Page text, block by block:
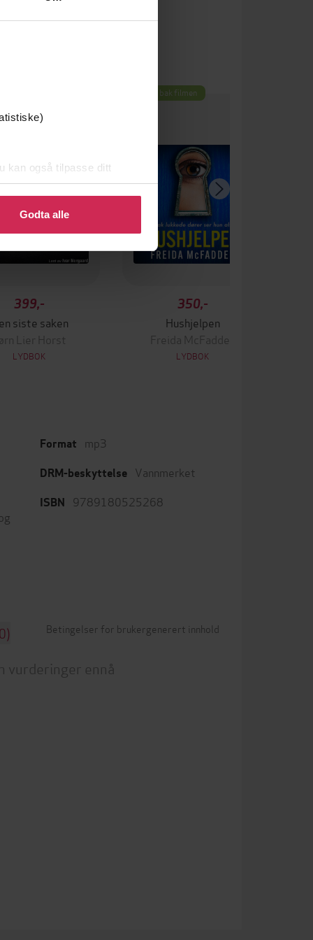
kan også tilpasse ditt
eller endre ditt samtykke.
Godta alle
399,-
siste saken
Lier Horst
LYDBOK
Boka bak filmen
350,-
Hushjelpen
Freida McFadden
LYDBOK
Format mp3
DRM-beskyttelse Vannmerket
ISBN 9789180525268
Betingelser for brukergenerert innhold
vurderinger ennå